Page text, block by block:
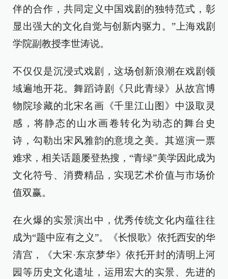
伴的合作，共同定义中国戏剧的独特范式，彰
显出强大的文化自觉与创新内驱力。”上海戏剧
学院副教授李世涛说。
不仅仅是沉浸式戏剧，这场创新浪潮在戏剧领
域遍地开花。舞蹈诗剧《只此青绿》从故宫博
物院珍藏的北宋名画《千里江山图》中汲取灵
感，将静态的山水画卷转化为动态的舞台史
诗，勾勒出宋风雅韵的意境之美。其巡演一票
难求，相关话题屡登热搜，“青绿”美学因此成为
文化符号、消费精品，实现艺术价值与市场价
值双赢。
在火爆的实景演出中，优秀传统文化内蕴往往
成为“题中应有之义”。《长恨歌》依托西安的华
清宫，《大宋·东京梦华》依托开封的清明上河
园等历史文化遗址，运用宏大的实景、先进的